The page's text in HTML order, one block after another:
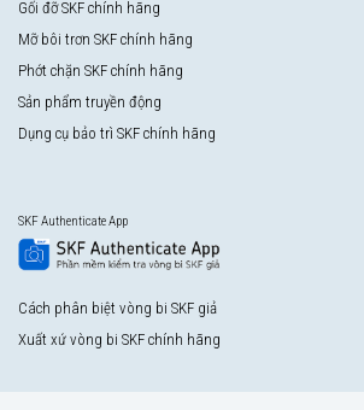
Gối đỡ SKF chính hãng
Mỡ bôi trơn SKF chính hãng
Phớt chặn SKF chính hãng
Sản phẩm truyền động
Dụng cụ bảo trì SKF chính hãng
SKF Authenticate App
Cách phân biệt vòng bi SKF giả
Xuất xứ vòng bi SKF chính hãng